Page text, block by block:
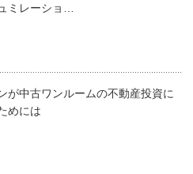
ミレーショ…
が中古ワンルームの不動産投資に
めには